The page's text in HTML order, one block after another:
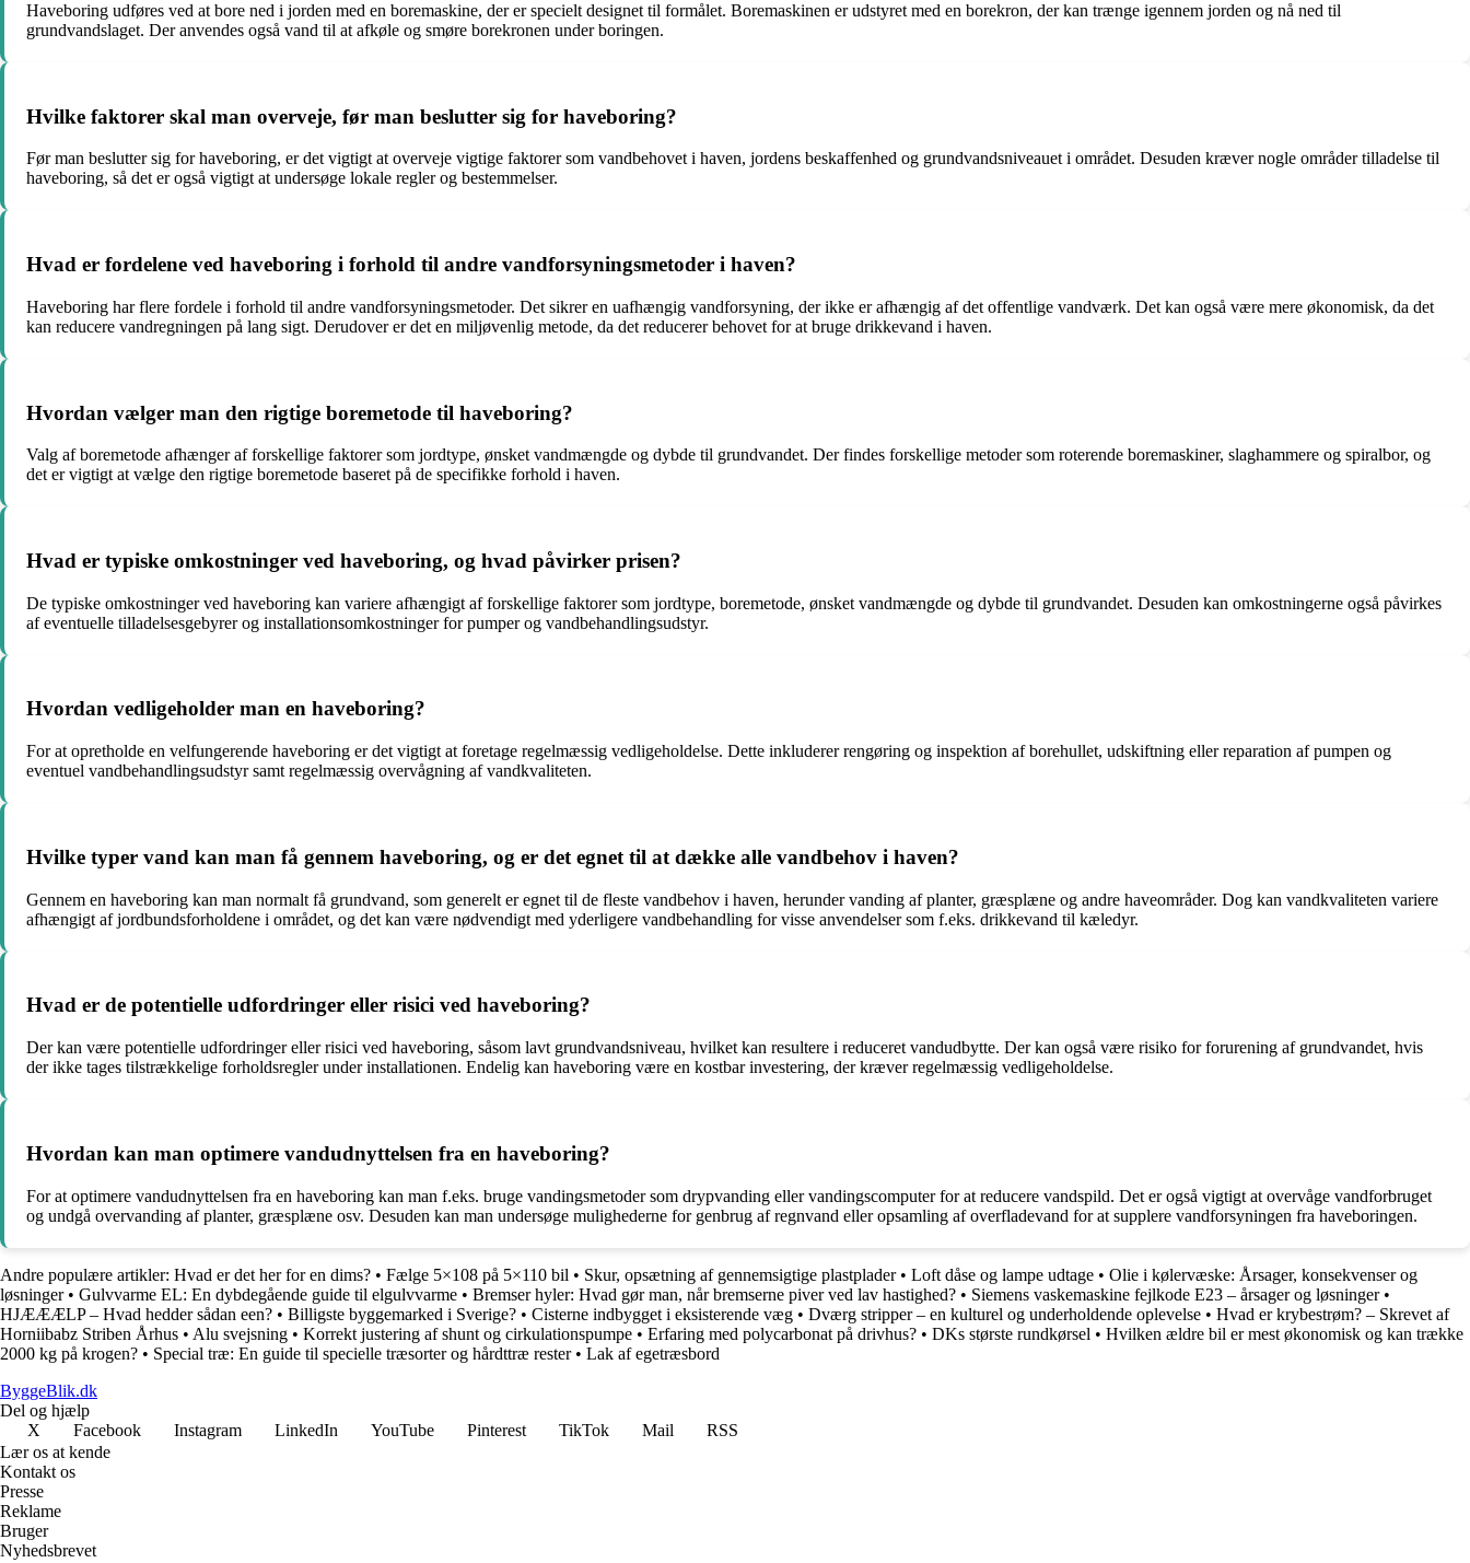
Haveboring udføres ved at bore ned i jorden med en boremaskine, der er specielt designet til formålet. Boremaskinen er udstyret med en borekron, der kan trænge igennem jorden og nå ned til
grundvandslaget. Der anvendes også vand til at afkøle og smøre borekronen under boringen.
Hvilke faktorer skal man overveje, før man beslutter sig for haveboring?
Før man beslutter sig for haveboring, er det vigtigt at overveje vigtige faktorer som vandbehovet i haven, jordens beskaffenhed og grundvandsniveauet i området. Desuden kræver nogle områder tilladelse til
haveboring, så det er også vigtigt at undersøge lokale regler og bestemmelser.
Hvad er fordelene ved haveboring i forhold til andre vandforsyningsmetoder i haven?
Haveboring har flere fordele i forhold til andre vandforsyningsmetoder. Det sikrer en uafhængig vandforsyning, der ikke er afhængig af det offentlige vandværk. Det kan også være mere økonomisk, da det
kan reducere vandregningen på lang sigt. Derudover er det en miljøvenlig metode, da det reducerer behovet for at bruge drikkevand i haven.
Hvordan vælger man den rigtige boremetode til haveboring?
Valg af boremetode afhænger af forskellige faktorer som jordtype, ønsket vandmængde og dybde til grundvandet. Der findes forskellige metoder som roterende boremaskiner, slaghammere og spiralbor, og
det er vigtigt at vælge den rigtige boremetode baseret på de specifikke forhold i haven.
Hvad er typiske omkostninger ved haveboring, og hvad påvirker prisen?
De typiske omkostninger ved haveboring kan variere afhængigt af forskellige faktorer som jordtype, boremetode, ønsket vandmængde og dybde til grundvandet. Desuden kan omkostningerne også påvirkes
af eventuelle tilladelsesgebyrer og installationsomkostninger for pumper og vandbehandlingsudstyr.
Hvordan vedligeholder man en haveboring?
For at opretholde en velfungerende haveboring er det vigtigt at foretage regelmæssig vedligeholdelse. Dette inkluderer rengøring og inspektion af borehullet, udskiftning eller reparation af pumpen og
eventuel vandbehandlingsudstyr samt regelmæssig overvågning af vandkvaliteten.
Hvilke typer vand kan man få gennem haveboring, og er det egnet til at dække alle vandbehov i haven?
Gennem en haveboring kan man normalt få grundvand, som generelt er egnet til de fleste vandbehov i haven, herunder vanding af planter, græsplæne og andre haveområder. Dog kan vandkvaliteten variere
afhængigt af jordbundsforholdene i området, og det kan være nødvendigt med yderligere vandbehandling for visse anvendelser som f.eks. drikkevand til kæledyr.
Hvad er de potentielle udfordringer eller risici ved haveboring?
Der kan være potentielle udfordringer eller risici ved haveboring, såsom lavt grundvandsniveau, hvilket kan resultere i reduceret vandudbytte. Der kan også være risiko for forurening af grundvandet, hvis
der ikke tages tilstrækkelige forholdsregler under installationen. Endelig kan haveboring være en kostbar investering, der kræver regelmæssig vedligeholdelse.
Hvordan kan man optimere vandudnyttelsen fra en haveboring?
For at optimere vandudnyttelsen fra en haveboring kan man f.eks. bruge vandingsmetoder som drypvanding eller vandingscomputer for at reducere vandspild. Det er også vigtigt at overvåge vandforbruget
og undgå overvanding af planter, græsplæne osv. Desuden kan man undersøge mulighederne for genbrug af regnvand eller opsamling af overfladevand for at supplere vandforsyningen fra haveboringen.
Andre populære artikler: Hvad er det her for en dims? • Fælge 5×108 på 5×110 bil • Skur, opsætning af gennemsigtige plastplader• Loft dåse og lampe udtage • Olie i kølervæske: Årsager, konsekvenser og
løsninger• Gulvvarme EL: En dybdegående guide til elgulvvarme • Bremser hyler: Hvad gør man, når bremserne piver ved lav hastighed? • Siemens vaskemaskine fejlkode E23 – årsager og løsninger•
HJÆÆÆLP – Hvad hedder sådan een? • Billigste byggemarked i Sverige? • Cisterne indbygget i eksisterende væg • Dværg stripper – en kulturel og underholdende oplevelse • Hvad er krybestrøm? – Skrevet af
Horniibabz Striben Århus • Alu svejsning • Korrekt justering af shunt og cirkulationspumpe • Erfaring med polycarbonat på drivhus? • DKs største rundkørsel • Hvilken ældre bil er mest økonomisk og kan trække
2000 kg på krogen? • Special træ: En guide til specielle træsorter og hårdttræ rester• Lak af egetræsbord
ByggeBlik.dk
Del og hjælp
X
Facebook Instagram LinkedIn YouTube Pinterest TikTok Mail
RSS
Lær os at kende
Kontakt os
Presse
Reklame
Bruger
Nyhedsbrevet